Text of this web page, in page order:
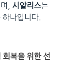
, 시알리스는
하나입니다.
복을 위한 선